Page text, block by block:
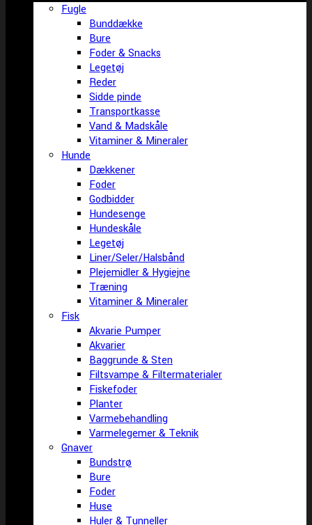
Fugle
Bunddække
Bure
Foder & Snacks
Legetøj
Reder
Sidde pinde
Transportkasse
Vand & Madskåle
Vitaminer & Mineraler
Hunde
Dækkener
Foder
Godbidder
Hundesenge
Hundeskåle
Legetøj
Liner/Seler/Halsbånd
Plejemidler & Hygiejne
Træning
Vitaminer & Mineraler
Fisk
Akvarie Pumper
Akvarier
Baggrunde & Sten
Filtsvampe & Filtermaterialer
Fiskefoder
Planter
Varmebehandling
Varmelegemer & Teknik
Gnaver
Bundstrø
Bure
Foder
Huse
Huler & Tunneller